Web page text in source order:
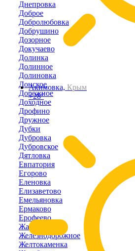
Акимовка, Крым
+28°
Днепровка
Доброе
Добролюбовка
Добрушино
Дозорное
Докучаево
Долинка
Долинное
Долиновка
Донское
Дорожное
Доходное
Дрофино
Дружное
Дубки
Дубровка
Дубровское
Дятловка
Евпатория
Егорово
Еленовка
Елизаветово
Емельяновка
Ермаково
Ерофеево
Жаворонки
Железнодорожное
Желтокаменка